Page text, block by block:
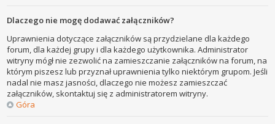
Dlaczego nie mogę dodawać załączników?
Uprawnienia dotyczące załączników są przydzielane dla każdego
forum, dla każdej grupy i dla każdego użytkownika. Administrator
witryny mógł nie zezwolić na zamieszczanie załączników na forum, na
którym piszesz lub przyznał uprawnienia tylko niektórym grupom. Jeśli
nadal nie masz jasności, dlaczego nie możesz zamieszczać
załączników, skontaktuj się z administratorem witryny.
Góra